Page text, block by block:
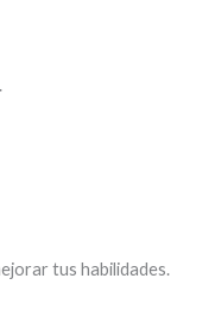
tus habilidades.